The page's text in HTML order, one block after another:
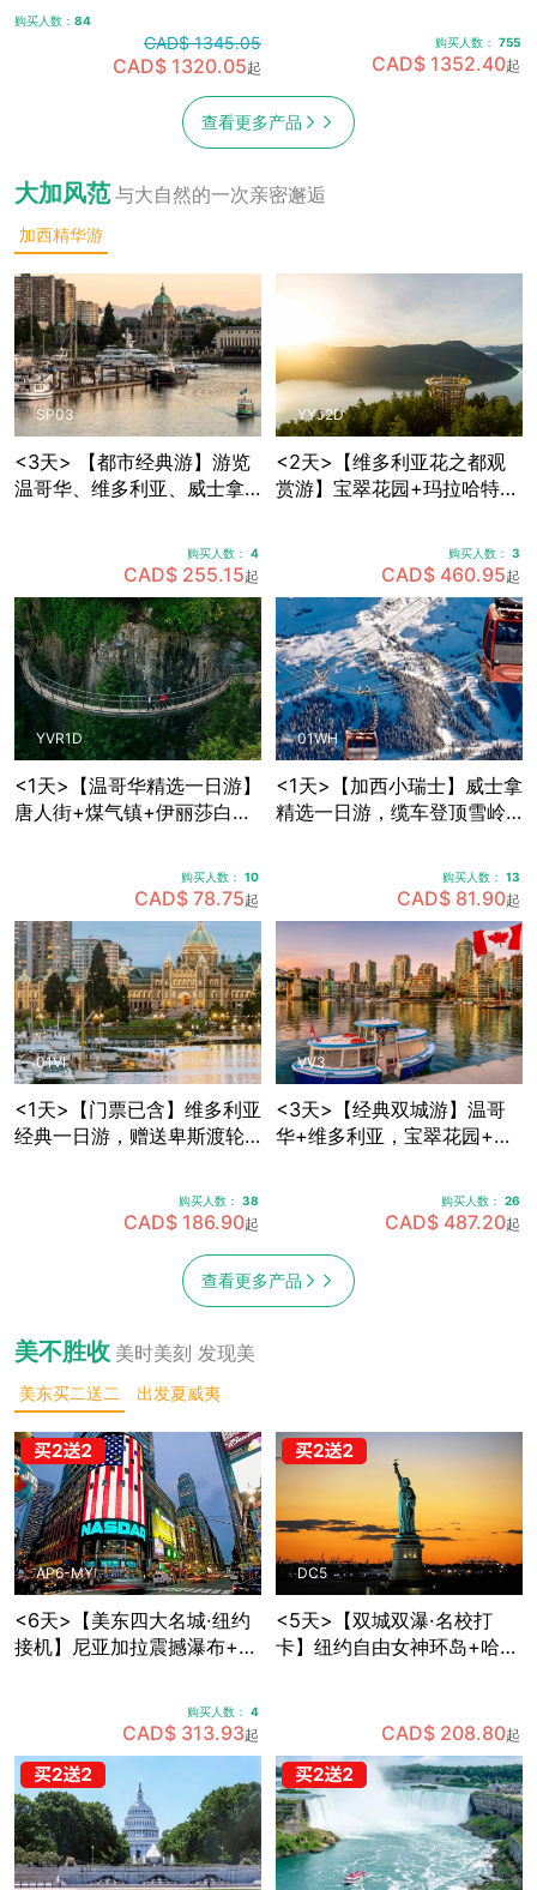
落基山之旅，可选冰川湖
Canoe划船，景观绿道骑
行，真正慢旅行体验，含卡
购买人数： 84
CAD$ 1345.05
CAD$ 1320.05起
购买人数： 755
CAD$ 1352.40起
查看更多产品
大加风范 与大自然的一次亲密邂逅
加西精华游
SP03
<3天> 【都市经典游】游览
温哥华、维多利亚、威士拿
购买人数： 4
CAD$ 255.15起
YYJ2D
<2天>【维多利亚花之都观
赏游】宝翠花园+玛拉哈特天
选帝后酒店住宿
购买人数： 3
CAD$ 460.95起
YVR1D
<1天>【温哥华精选一日游】
唐人街+煤气镇+伊丽莎白女
可体验飞越加拿大4D模拟飞
行 (天天出发)
购买人数： 10
CAD$ 78.75起
01WH
<1天>【加西小瑞士】威士拿
精选一日游，缆车登顶雪岭
湾·伐木镇·神龙瀑布 (天天出
发)
购买人数： 13
CAD$ 81.90起
01VI
<1天>【门票已含】维多利亚
经典一日游，赠送卑斯渡轮
购买人数： 38
CAD$ 186.90起
VV3
<3天>【经典双城游】温哥
华+维多利亚，宝翠花园+卡
华机场免费接送机
购买人数： 26
CAD$ 487.20起
查看更多产品
美不胜收 美时美刻 发现美
美东买二送二 出发夏威夷
AP6-MY
<6天>【美东四大名城·纽约
接机】尼亚加拉震撼瀑布+波
力殿堂+沃特金斯峡谷仙境
(可升级酒店+座位)
购买人数： 4
CAD$ 313.93起
DC5
<5天>【双城双瀑·名校打
卡】纽约自由女神环岛+哈佛
标三连拍，费城+纽约双城打
卡
CAD$ 208.80起